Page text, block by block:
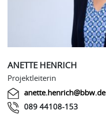
ANETTE HENRICH
Projektleiterin
anette.henrich@bbw.de
089 44108-153